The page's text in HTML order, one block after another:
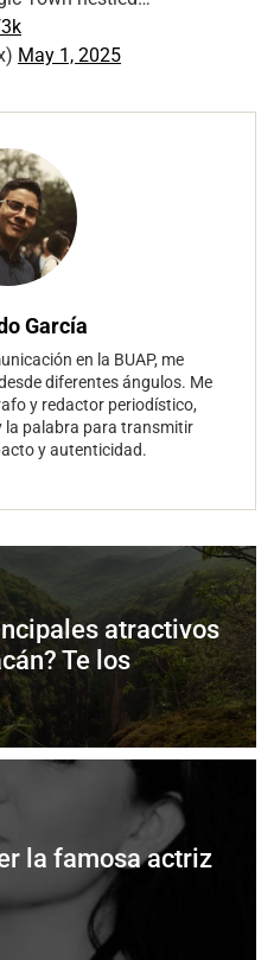
May 1, 2025
García
en la BUAP, me
diferentes ángulos. Me
y redactor periodístico,
la palabra para transmitir
y autenticidad.
atractivos
Te los
la famosa actriz